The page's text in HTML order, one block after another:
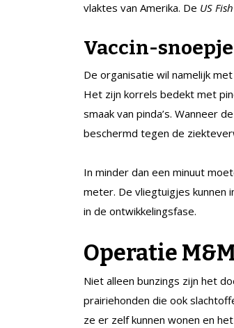
vlaktes van Amerika. De US
Vaccin-snoepje
De organisatie wil namelijk
Het zijn korrels bedekt met
smaak van pinda’s. Wanneer
beschermd tegen de
In minder dan een minuut
meter. De vliegtuigjes kunnen
in de ontwikkelingsfase.
Operatie
Niet alleen bunzings zijn het
prairiehonden die ook
ze er zelf kunnen wonen en